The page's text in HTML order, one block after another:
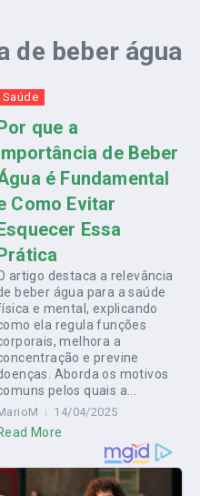
de beber água
Saúde
que a
de Beber
é Fundamental
Como Evitar
Essa
artigo destaca a relevância
beber água para a saúde
e mental, explicando
ela regula funções
melhora a
e previne
Aborda os motivos
pelos quais a...
14/04/2025
More